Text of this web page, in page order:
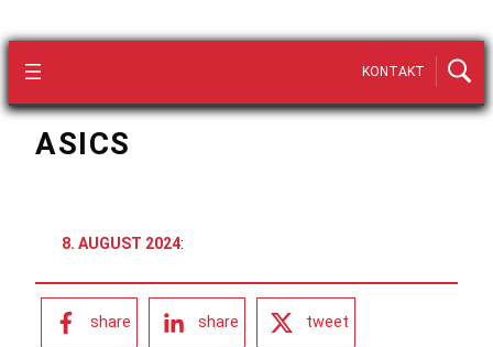
KONTAKT
ASICS
8. AUGUST 2024:
share share tweet